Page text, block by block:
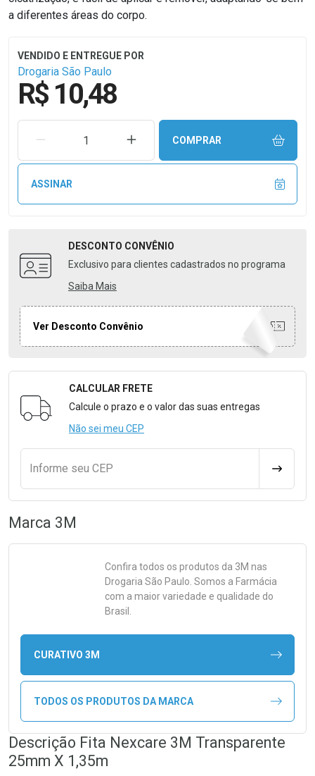
a diferentes áreas do corpo.
Drogaria São Paulo
R$ 10,48
REMOVER UMA UNIDADEAUMENTAR UMA UNIDADE
COMPRAR
ASSINAR
DESCONTO CONVÊNIO
Exclusivo para clientes cadastrados no programa
Saiba Mais
Ver Desconto Convênio
Formulário para Calcular o Frete
CALCULAR FRETE
Calcule o prazo e o valor das suas entregas
Não sei meu CEP
Informe seu CEP
Marca 3M
Confira todos os produtos da 3M nas
Drogaria São Paulo. Somos a Farmácia
com a maior variedade e qualidade do
Brasil.
CURATIVO 3M
TODOS OS PRODUTOS DA MARCA
Descrição Fita Nexcare 3M Transparente
25mm X 1,35m